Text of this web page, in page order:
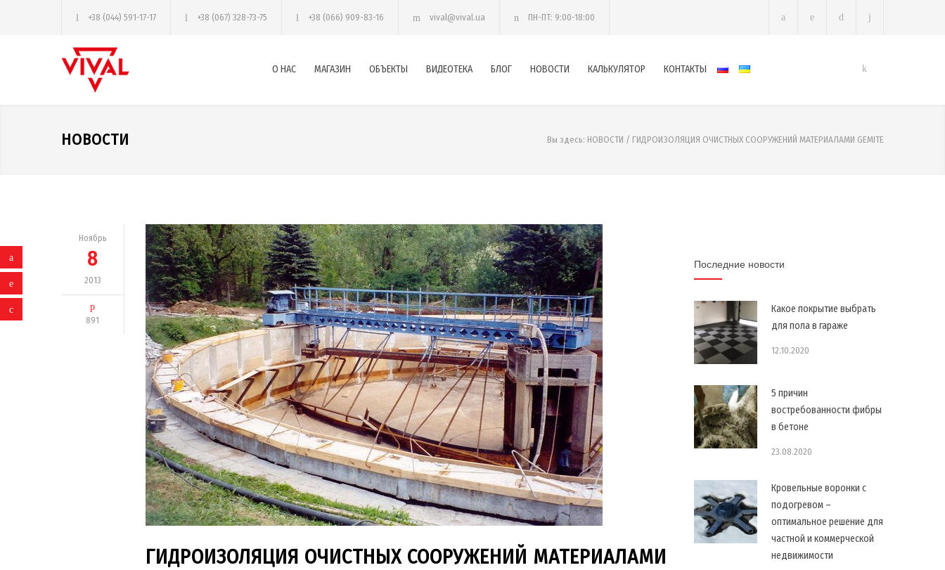
+38 (044) 591-17-17 +38 (067) 328-73-75 +38 (066) 909-83-16 vival@vival.ua ПН-ПТ: 9:00-18:00
О НАС МАГАЗИН ОБЪЕКТЫ ВИДЕОТЕКА БЛОГ НОВОСТИ КАЛЬКУЛЯТОР КОНТАКТЫ
НОВОСТИ Вы здесь: НОВОСТИ / ГИДРОИЗОЛЯЦИЯ ОЧИСТНЫХ СООРУЖЕНИЙ МАТЕРИАЛАМИ GEMITE
Ноябрь
8
2013
891
ГИДРОИЗОЛЯЦИЯ ОЧИСТНЫХ СООРУЖЕНИЙ МАТЕРИАЛАМИ
Последние новости
Какое покрытие выбрать
для пола в гараже
12.10.2020
5 причин
востребованности фибры
в бетоне
23.08.2020
Кровельные воронки с
подогревом –
оптимальное решение для
частной и коммерческой
недвижимости